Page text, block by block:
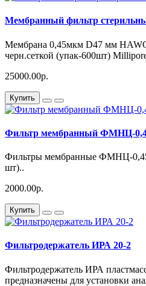
Мембранный фильтр
Мембрана 0,45мкм D47 мм
черн.сеткой (упак-600шт)
25000.00р.
Купить
Фильтр мембранный ФМНЦ-
Фильтры мембранные ФМНЦ-
шт)..
2000.00р.
Купить
Фильтродержатель ИРА 20-2
Фильтродержатель ИРА
предназначены для установки